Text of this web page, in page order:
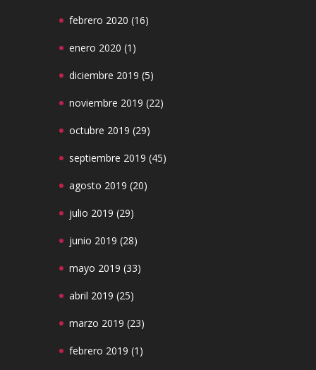
febrero 2020 (16)
enero 2020 (1)
diciembre 2019 (5)
noviembre 2019 (22)
octubre 2019 (29)
septiembre 2019 (45)
agosto 2019 (20)
julio 2019 (29)
junio 2019 (28)
mayo 2019 (33)
abril 2019 (25)
marzo 2019 (23)
febrero 2019 (1)